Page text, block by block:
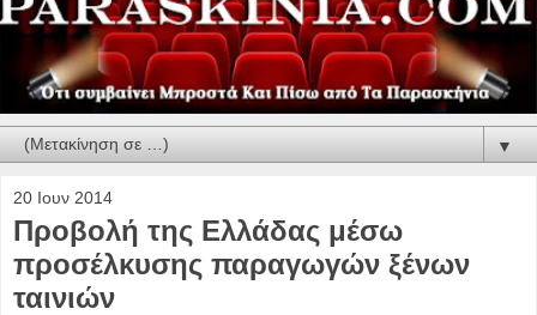
▼
20 Ιουν 2014
Προβολή της Ελλάδας μέσω
προσέλκυσης παραγωγών ξένων
ταινιών